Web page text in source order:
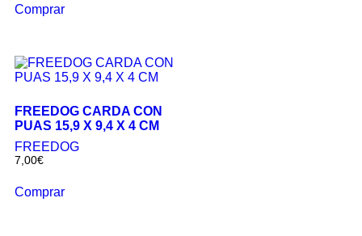
Comprar
FREEDOG CARDA CON
PUAS 15,9 X 9,4 X 4 CM
FREEDOG
7,00€
Comprar